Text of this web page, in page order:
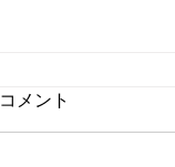
コメント